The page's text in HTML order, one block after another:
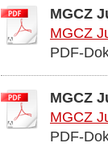
MGCZ
MGCZ
PDF-
MGCZ
MGCZ
PDF-